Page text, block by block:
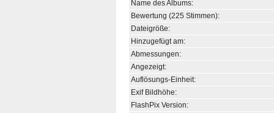
Name des Albums:
Bewertung (225 Stimmen):
Dateigröße:
Hinzugefügt am:
Abmessungen:
Angezeigt:
Auflösungs-Einheit:
Exif Bildhöhe:
FlashPix Version: